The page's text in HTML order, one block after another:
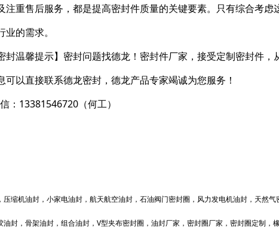
注重售后服务，都是提高密封件质量的关键要素。只有综合考
业的需求。
封温馨提示】密封问题找德龙！密封件厂家，接受定制密封件
可以直接联系德龙密封，德龙产品专家竭诚为您服务！
：13381546720（何工）
压缩机油封，小家电油封，航天航空油封，石油阀门密封圈，风力发电机油封，天然
油封，骨架油封，组合油封，V型夹布密封圈，油封厂家，密封圈厂家，密封圈定制